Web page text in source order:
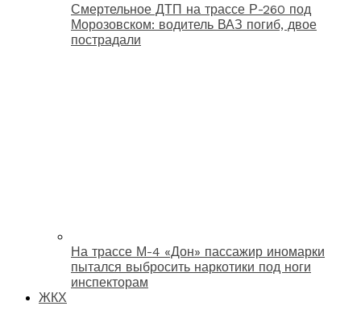
Смертельное ДТП на трассе Р-260 под
Морозовском: водитель ВАЗ погиб, двое
пострадали
На трассе М-4 «Дон» пассажир иномарки
пытался выбросить наркотики под ноги
инспекторам
ЖКХ